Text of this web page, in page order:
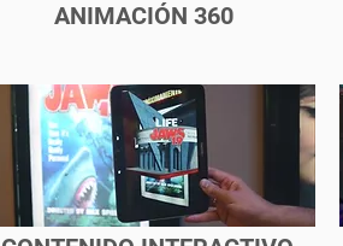
ANIMACIÓN 360